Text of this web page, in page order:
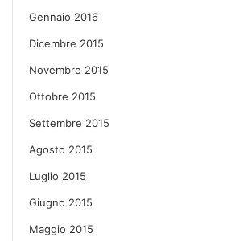
Gennaio 2016
Dicembre 2015
Novembre 2015
Ottobre 2015
Settembre 2015
Agosto 2015
Luglio 2015
Giugno 2015
Maggio 2015